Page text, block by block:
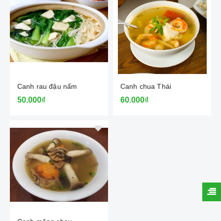
Canh rau đậu nấm
50.000₫
Canh chua Thái
60.000₫